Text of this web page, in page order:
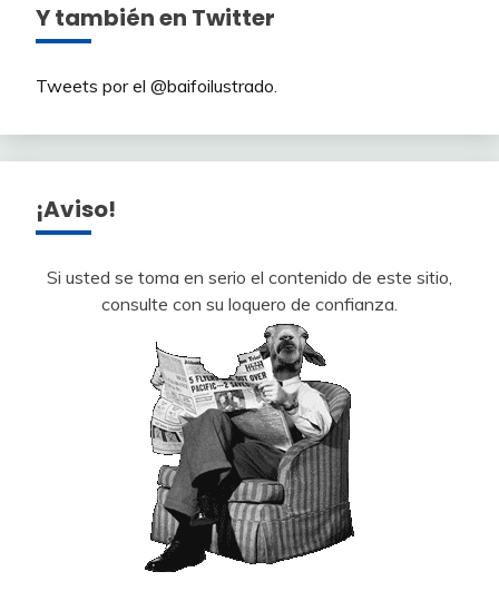
Y también en Twitter
Tweets por el @baifoilustrado.
¡Aviso!
Si usted se toma en serio el contenido de este sitio,
consulte con su loquero de confianza.